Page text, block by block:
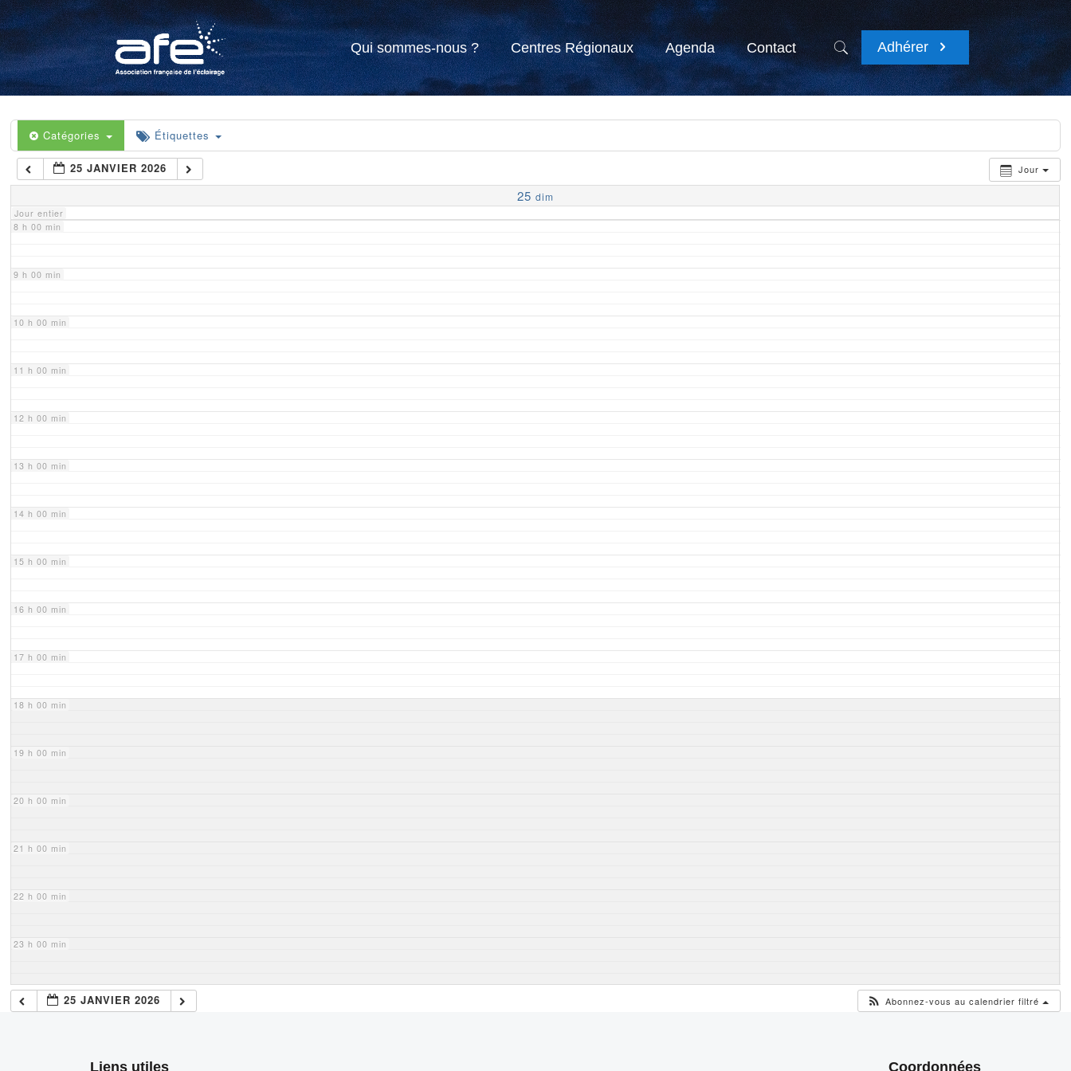
Qui sommes-nous ? Centres Régionaux Agenda Contact Adhérer
Catégories Étiquettes
Jour
25 JANVIER 2026
25 dim
Jour entier
4 h 00 min
5 h 00 min
6 h 00 min
7 h 00 min
8 h 00 min
9 h 00 min
10 h 00 min
11 h 00 min
12 h 00 min
13 h 00 min
14 h 00 min
15 h 00 min
16 h 00 min
17 h 00 min
18 h 00 min
19 h 00 min
20 h 00 min
21 h 00 min
22 h 00 min
23 h 00 min
25 JANVIER 2026 Abonnez-vous au calendrier filtré
Liens utiles Coordonnées